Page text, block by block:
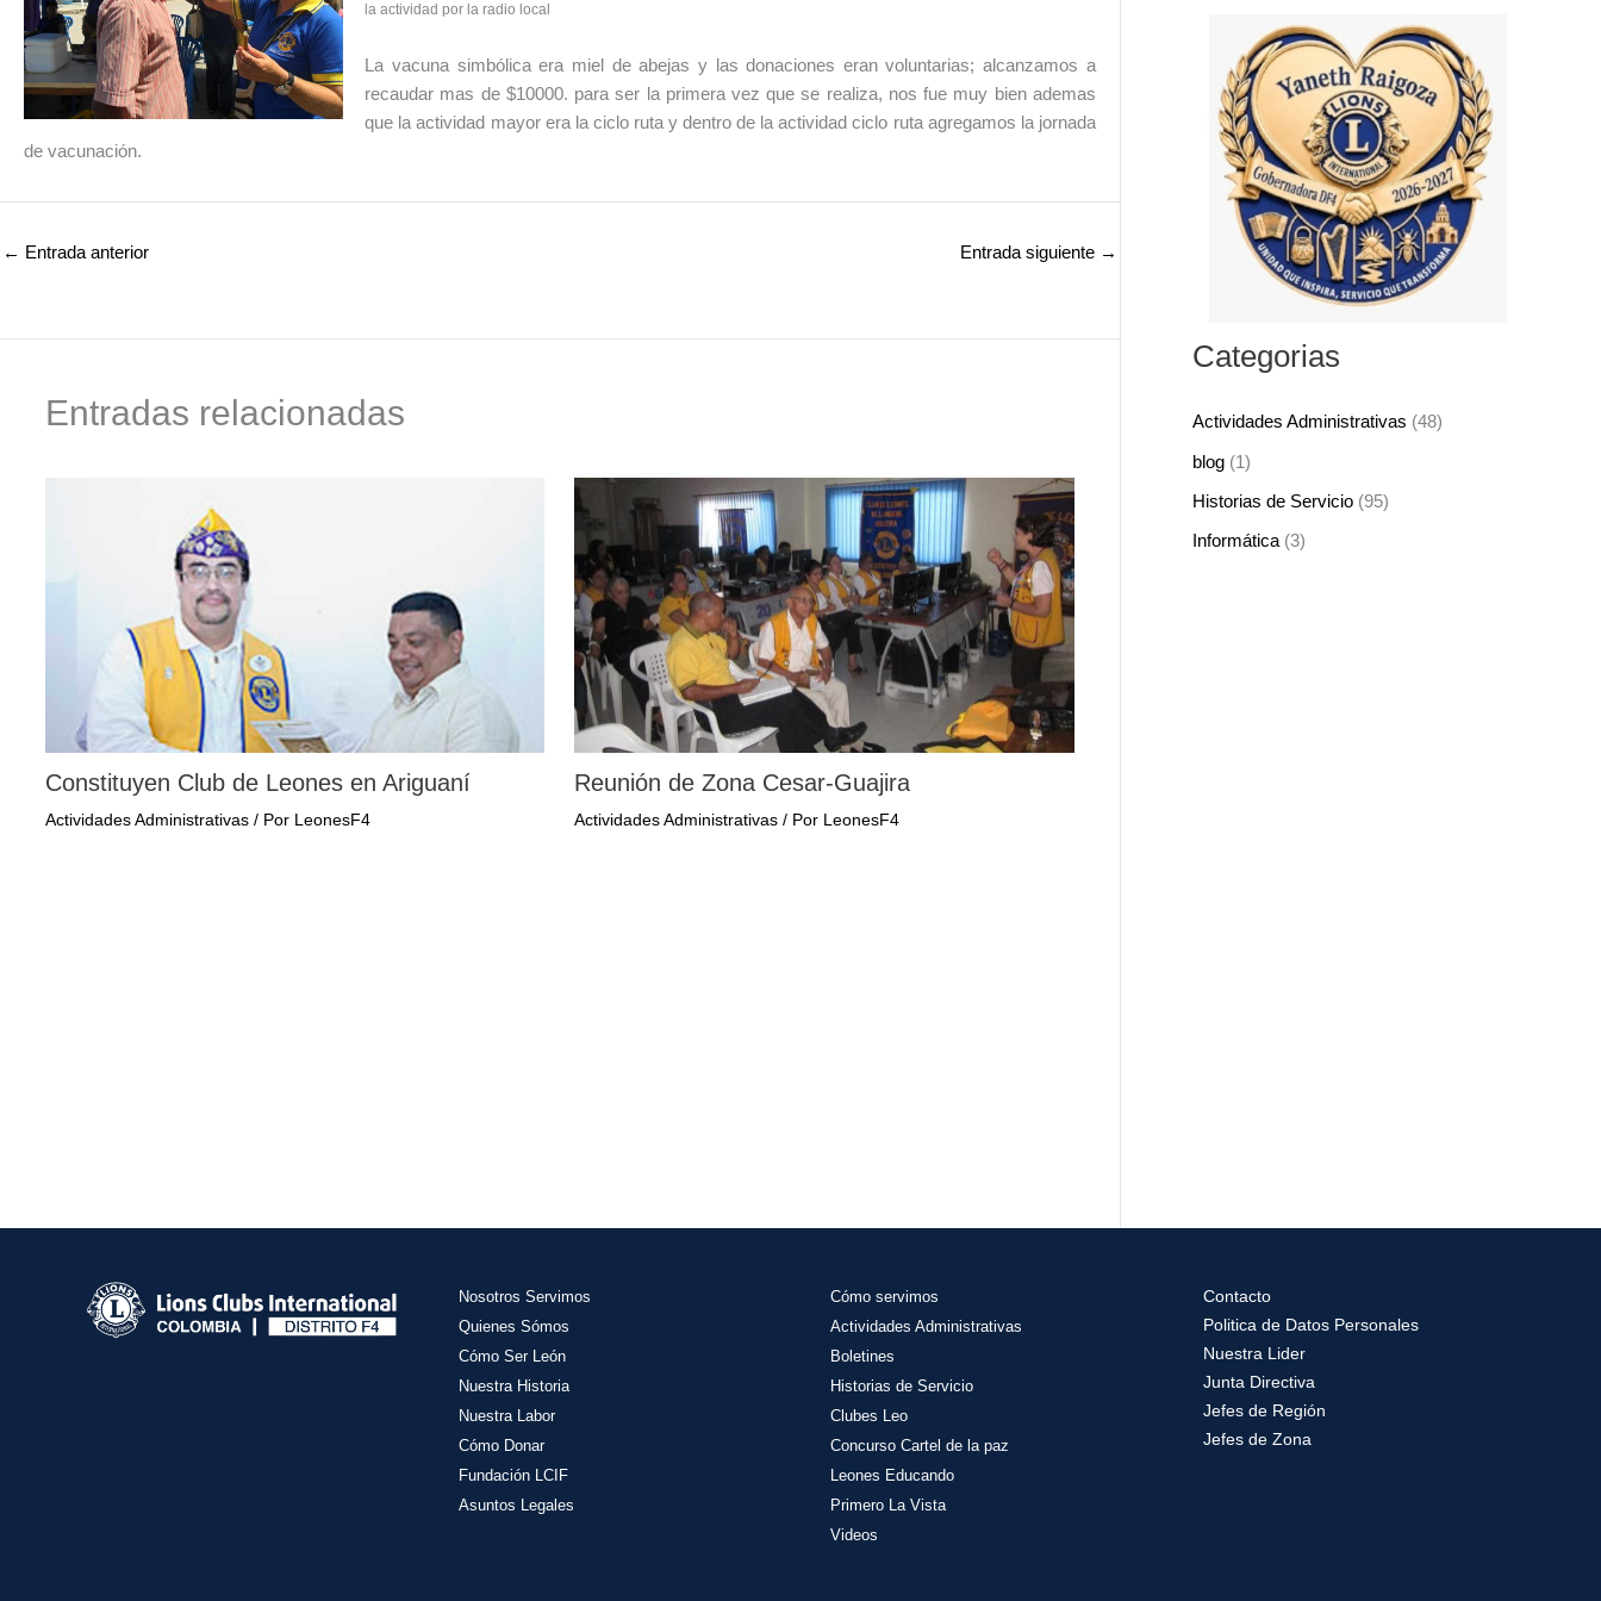
la actividad por la radio local
La vacuna simbólica era miel de abejas y las donaciones eran voluntarias; alcanzamos a
recaudar mas de $10000. para ser la primera vez que se realiza, nos fue muy bien ademas
que la actividad mayor era la ciclo ruta y dentro de la actividad ciclo ruta agregamos la jornada
de vacunación.
← Entrada anterior Entrada siguiente →
Entradas relacionadas
Constituyen Club de Leones en Ariguaní
Actividades Administrativas/ Por LeonesF4
Reunión de Zona Cesar-Guajira
Actividades Administrativas / Por LeonesF4
Categorias
Actividades Administrativas (48)
blog(1)
Historias de Servicio(95)
Informática(3)
Nosotros Servimos
Quienes Sómos
Cómo Ser León
Nuestra Historia
Nuestra Labor
Cómo Donar
Fundación LCIF
Asuntos Legales
Cómo servimos
Actividades Administrativas
Boletines
Historias de Servicio
Clubes Leo
Concurso Cartel de la paz
Leones Educando
Primero La Vista
Videos
Contacto
Politica de Datos Personales
Nuestra Lider
Junta Directiva
Jefes de Región
Jefes de Zona